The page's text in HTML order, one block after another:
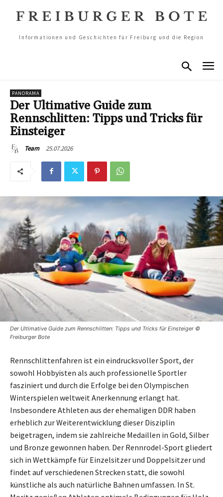
Informationen und Geschichten für Freiburg und die Region
PANORAMA
Der Ultimative Guide zum
Rennschlitten: Tipps und Tricks für
Einsteiger
Team 25.07.2026
Der Ultimative Guide zum Rennschlitten: Tipps und Tricks für Einsteiger ©
Freiburger Bote
Rennschlittenfahren ist ein eindrucksvoller Sport, der
sowohl Hobbyisten als auch professionelle Sportler
fasziniert und durch die Erfolge bei den Olympischen
Winterspielen weltweit Anerkennung erlangt hat.
Insbesondere Athleten aus der ehemaligen DDR haben
erheblich zur Weiterentwicklung dieser Disziplin
beigetragen, indem sie zahlreiche Medaillen in Gold, Silber
und Bronze gewonnen haben. Der Rennrodel-Sport gliedert
sich in Wettkämpfe für Einzelsitzer und Doppelsitzer und
findet auf verschiedenen Strecken statt, die sowohl
künstliche als auch natürliche Bahnen umfassen. In St.